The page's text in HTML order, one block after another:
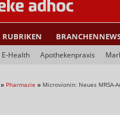
RUBRIKEN
E-Health Apothekenpraxis
» Pharmazie » Microvionin: Neues